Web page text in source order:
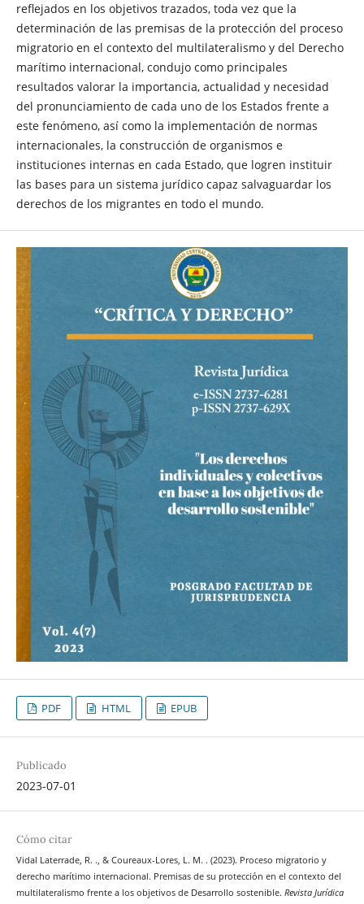
reflejados en los objetivos trazados, toda vez que la
determinación de las premisas de la protección del proceso
migratorio en el contexto del multilateralismo y del Derecho
marítimo internacional, condujo como principales
resultados valorar la importancia, actualidad y necesidad
del pronunciamiento de cada uno de los Estados frente a
este fenómeno, así como la implementación de normas
internacionales, la construcción de organismos e
instituciones internas en cada Estado, que logren instituir
las bases para un sistema jurídico capaz salvaguardar los
derechos de los migrantes en todo el mundo.
PDF HTML EPUB
Publicado
2023-07-01
Cómo citar
Vidal Laterrade, R. ., & Coureaux-Lores, L. M. . (2023). Proceso migratorio y
derecho marítimo internacional. Premisas de su protección en el contexto del
multilateralismo frente a los objetivos de Desarrollo sostenible. Revista Jurídica